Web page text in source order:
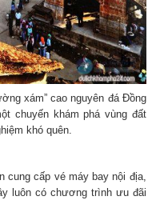
xám” cao nguyên đá Đồng
chuyến khám phá vùng đất
khó quên.
cung cấp vé máy bay nội địa,
luôn có chương trình ưu đãi